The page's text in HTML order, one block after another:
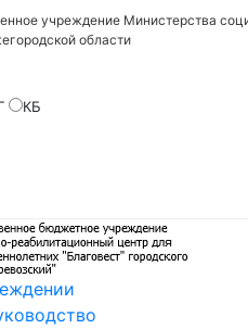
учреждение Министерства
области
КБ